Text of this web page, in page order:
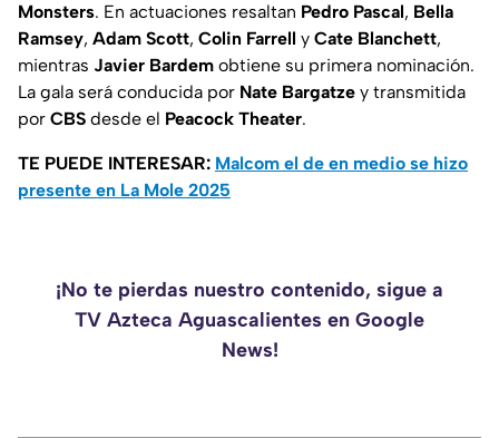
Monsters. En actuaciones resaltan Pedro Pascal, Bella
Ramsey, Adam Scott, Colin Farrell y Cate Blanchett,
mientras Javier Bardem obtiene su primera nominación.
La gala será conducida por Nate Bargatze y transmitida
por CBS desde el Peacock Theater.
TE PUEDE INTERESAR: Malcom el de en medio se hizo
presente en La Mole 2025
¡No te pierdas nuestro contenido, sigue a
TV Azteca Aguascalientes en Google
News!